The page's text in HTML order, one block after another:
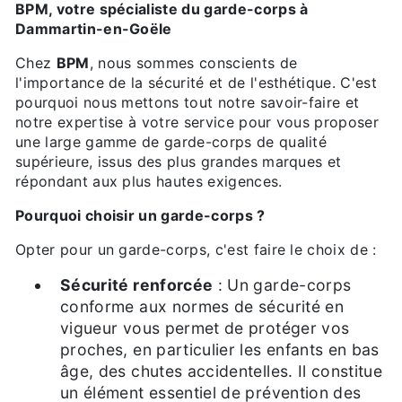
BPM, votre spécialiste du garde-corps à
Dammartin-en-Goële
Chez BPM, nous sommes conscients de
l'importance de la sécurité et de l'esthétique. C'est
pourquoi nous mettons tout notre savoir-faire et
notre expertise à votre service pour vous proposer
une large gamme de garde-corps de qualité
supérieure, issus des plus grandes marques et
répondant aux plus hautes exigences.
Pourquoi choisir un garde-corps ?
Opter pour un garde-corps, c'est faire le choix de :
Sécurité renforcée : Un garde-corps
conforme aux normes de sécurité en
vigueur vous permet de protéger vos
proches, en particulier les enfants en bas
âge, des chutes accidentelles. Il constitue
un élément essentiel de prévention des